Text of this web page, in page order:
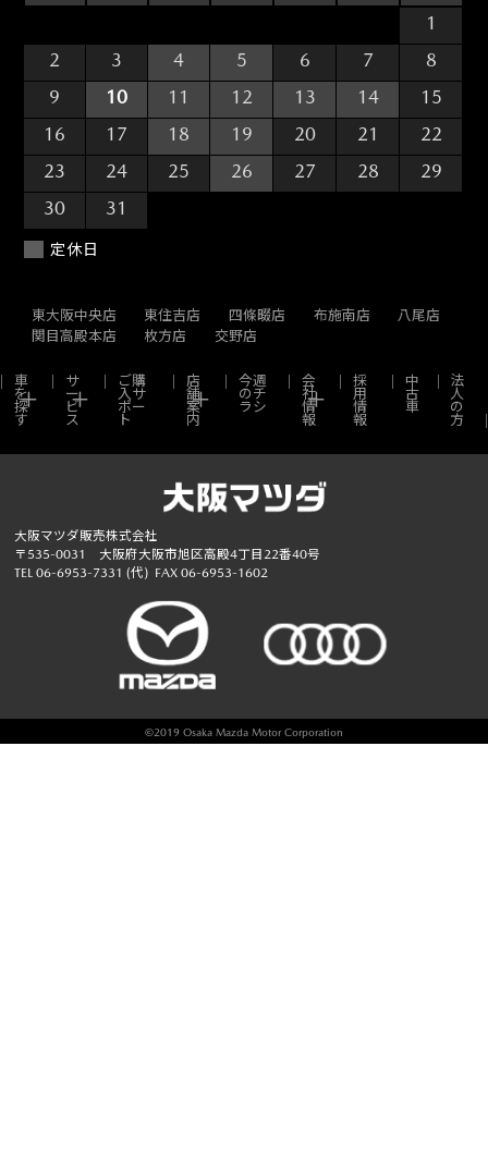
1
2
3 4 5 6 7
8
9
10 11 12 13 14
15
16
17 18 19 20 21
22
23
24 25 26 27 28
29
30
31
定休日
東大阪中央店 東住吉店 四條畷店 布施南店
八尾店
関目高殿本店
枚方店 交野店
車
を
探
す
サ
ー
ビ
ス
ご購
入サ
ポー
ト
店
舗
案
内
今週
のチ
ラシ
会
社
情
報
採
用
情
報
中
古
車
法
人
の
方
大阪マツダ販売株式会社
〒535-0031 大阪府大阪市旭区高殿4丁目22番40号
TEL 06-6953-7331 (代) FAX 06-6953-1602
©2019 Osaka Mazda Motor Corporation